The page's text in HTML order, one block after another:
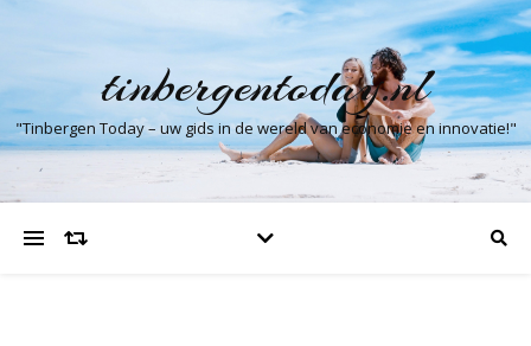
tinbergentoday.nl
"Tinbergen Today – uw gids in de wereld van economie en innovatie!"